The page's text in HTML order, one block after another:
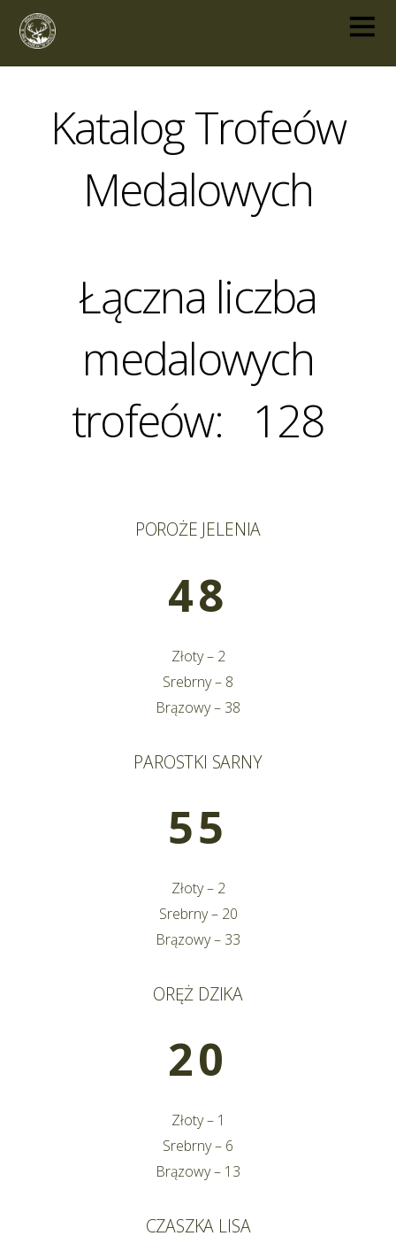
Katalog Trofeów
Medalowych
Łączna liczba
medalowych
trofeów: 128
POROŻE JELENIA
48
Złoty – 2
Srebrny – 8
Brązowy – 38
PAROSTKI SARNY
55
Złoty – 2
Srebrny – 20
Brązowy – 33
ORĘŻ DZIKA
20
Złoty – 1
Srebrny – 6
Brązowy – 13
CZASZKA LISA